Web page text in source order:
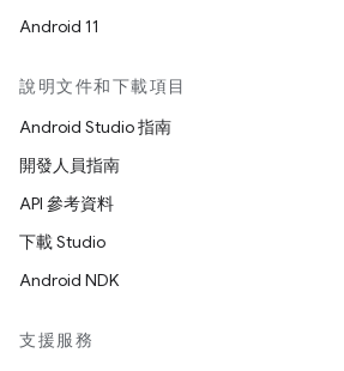
Android 11
說明文件和下載項目
Android Studio 指南
開發人員指南
API 參考資料
下載 Studio
Android NDK
支援服務